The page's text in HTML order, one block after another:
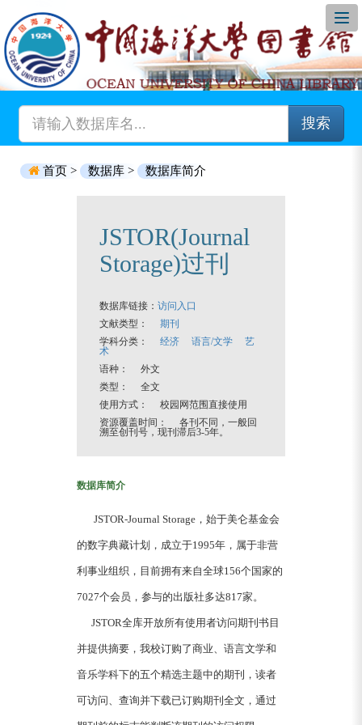
搜索
首页 > 数据库 > 数据库简介
JSTOR(Journal
Storage)过刊
数据库链接： 访问入口
文献类型： 期刊
学科分类： 经济 语言/文学
艺
术
语种： 外文
类型： 全文
使用方式： 校园网范围直接使用
资源覆盖时间： 各刊不同，一般回
溯至创刊号，现刊滞后3-5年。
数据库简介
JSTOR-Journal Storage，始于美仑基金会
的数字典藏计划，成立于1995年，属于非营
利事业组织，目前拥有来自全球156个国家的
7027个会员，参与的出版社多达817家。
JSTOR全库开放所有使用者访问期刊书目
并提供摘要，我校订购了商业、语言文学和
音乐学科下的五个精选主题中的期刊，读者
可访问、查询并下载已订购期刊全文，通过